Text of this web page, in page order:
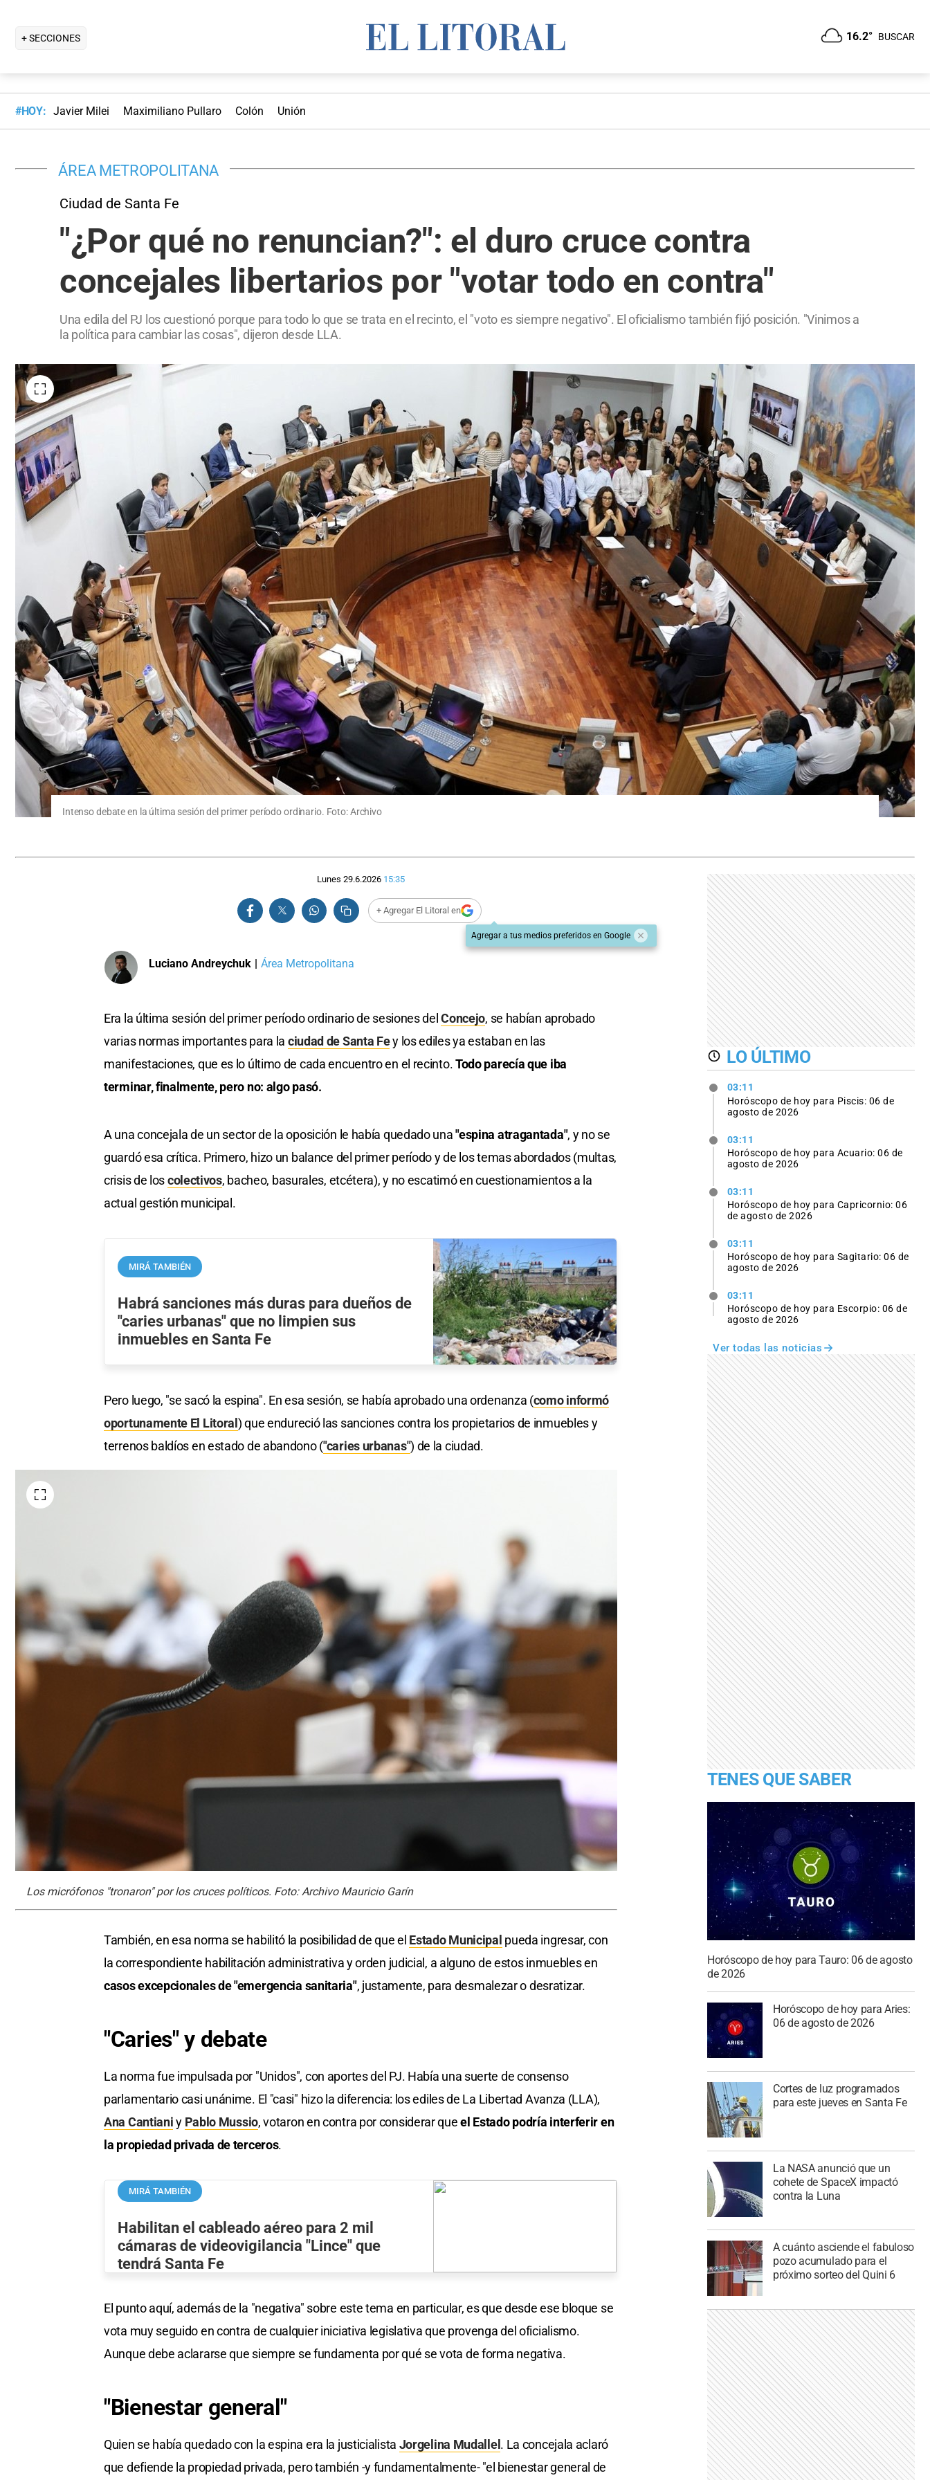
+ SECCIONES 16.2° BUSCAR
#HOY: Javier Milei Maximiliano Pullaro Colón Unión
ÁREA METROPOLITANA
Ciudad de Santa Fe
"¿Por qué no renuncian?": el duro cruce contra
concejales libertarios por "votar todo en contra"
Una edila del PJ los cuestionó porque para todo lo que se trata en el recinto, el "voto es siempre negativo". El oficialismo también fijó posición. "Vinimos a
la política para cambiar las cosas", dijeron desde LLA.
Intenso debate en la última sesión del primer período ordinario. Foto: Archivo
Lunes 29.6.2026 15:35
+ Agregar El Litoral en
Agregar a tus medios preferidos en Google
Luciano Andreychuk | Área Metropolitana
Era la última sesión del primer período ordinario de sesiones delConcejo, se habían aprobado
varias normas importantes para la ciudad de Santa Fey los ediles ya estaban en las
manifestaciones, que es lo último de cada encuentro en el recinto.Todo parecía que iba
terminar, finalmente, pero no: algo pasó.
A una concejala de un sector de la oposición le había quedado una"espina atragantada", y no se
guardó esa crítica. Primero, hizo un balance del primer período y de los temas abordados (multas,
crisis de loscolectivos, bacheo, basurales, etcétera), y no escatimó en cuestionamientos a la
actual gestión municipal.
MIRÁ TAMBIÉN
Habrá sanciones más duras para dueños de
"caries urbanas" que no limpien sus
inmuebles en Santa Fe
Pero luego, "se sacó la espina". En esa sesión, se había aprobado una ordenanza (como informó
oportunamente El Litoral ) que endureció las sanciones contra los propietarios de inmuebles y
terrenos baldíos en estado de abandono ("caries urbanas") de la ciudad.
Los micrófonos "tronaron" por los cruces políticos. Foto: Archivo Mauricio Garín
También, en esa norma se habilitó la posibilidad de que el Estado Municipal pueda ingresar, con
la correspondiente habilitación administrativa y orden judicial, a alguno de estos inmuebles en
casos excepcionales de "emergencia sanitaria", justamente, para desmalezar o desratizar.
"Caries" y debate
La norma fue impulsada por "Unidos", con aportes del PJ. Había una suerte de consenso
parlamentario casi unánime. El "casi" hizo la diferencia: los ediles de La Libertad Avanza (LLA),
Ana Cantianiy Pablo Mussio, votaron en contra por considerar queel Estado podría interferir en
la propiedad privada de terceros.
MIRÁ TAMBIÉN
Habilitan el cableado aéreo para 2 mil
cámaras de videovigilancia "Lince" que
tendrá Santa Fe
El punto aquí, además de la "negativa" sobre este tema en particular, es que desde ese bloque se
vota muy seguido en contra de cualquier iniciativa legislativa que provenga del oficialismo.
Aunque debe aclararse que siempre se fundamenta por qué se vota de forma negativa.
"Bienestar general"
Quien se había quedado con la espina era la justicialista Jorgelina Mudallel . La concejala aclaró
que defiende la propiedad privada, pero también -y fundamentalmente- "el bienestar general de
LO ÚLTIMO
03:11
Horóscopo de hoy para Piscis: 06 de
agosto de 2026
03:11
Horóscopo de hoy para Acuario: 06 de
agosto de 2026
03:11
Horóscopo de hoy para Capricornio: 06
de agosto de 2026
03:11
Horóscopo de hoy para Sagitario: 06 de
agosto de 2026
03:11
Horóscopo de hoy para Escorpio: 06 de
agosto de 2026
Ver todas las noticias
TENES QUE SABER
Horóscopo de hoy para Tauro: 06 de agosto
de 2026
Horóscopo de hoy para Aries:
06 de agosto de 2026
Cortes de luz programados
para este jueves en Santa Fe
La NASA anunció que un
cohete de SpaceX impactó
contra la Luna
A cuánto asciende el fabuloso
pozo acumulado para el
próximo sorteo del Quini 6